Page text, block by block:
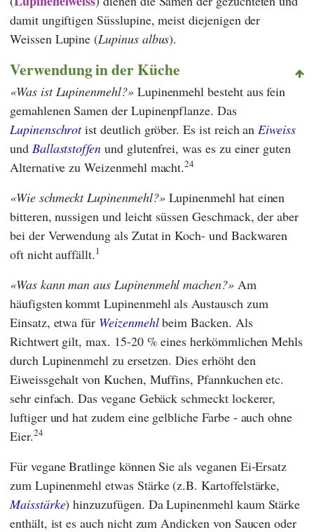
damit ungiftigen Süsslupine, meist diejenigen der
Weissen Lupine (Lupinus albus).
Verwendung in der Küche
Was ist Lupinenmehl? Lupinenmehl besteht aus fein
gemahlenen Samen der Lupinenpflanze. Das
Lupinenschrotist deutlich gröber. Es ist reich anEiweiss
und Ballaststoffen und glutenfrei, was es zu einer guten
Alternative zu Weizenmehl macht.24
Wie schmeckt Lupinenmehl? Lupinenmehl hat einen
bitteren, nussigen und leicht süssen Geschmack, der aber
bei der Verwendung als Zutat in Koch- und Backwaren
oft nicht auffällt.1
Was kann man aus Lupinenmehl machen? Am
häufigsten kommt Lupinenmehl als Austausch zum
Einsatz, etwa für Weizenmehlbeim Backen. Als
Richtwert gilt, max. 15-20 % eines herkömmlichen Mehls
durch Lupinenmehl zu ersetzen. Dies erhöht den
Eiweissgehalt von Kuchen, Muffins, Pfannkuchen etc.
sehr einfach. Das vegane Gebäck schmeckt lockerer,
luftiger und hat zudem eine gelbliche Farbe - auch ohne
Eier.24
Für vegane Bratlinge können Sie als veganen Ei-Ersatz
zum Lupinenmehl etwas Stärke (z.B. Kartoffelstärke,
Maisstärke) hinzuzufügen. Da Lupinenmehl kaum Stärke
enthält, ist es auch nicht zum Andicken von Saucen oder